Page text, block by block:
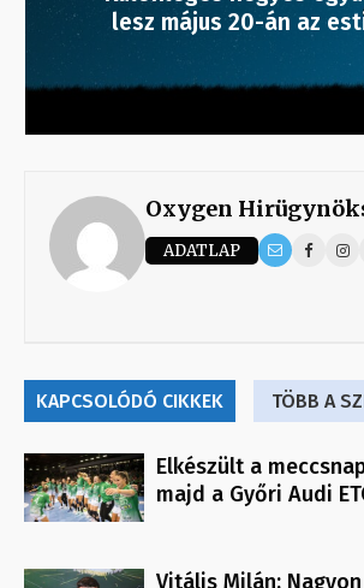
lesz május 20-án az
Oxygen
ADATLAP
KAPCSOLÓDÓ CIKKEK TÖBB A
Elkészült a
majd a Győri Audi
Vitális Milán: